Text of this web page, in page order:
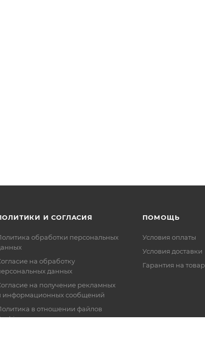
И СОГЛАСИЯ
обработки персональных
на обработку
данных
на получение рекламных
информационных сообщений
в отношении файлов
ПОМОЩЬ
Условия оплаты
Условия доставки
Гарантия на товар